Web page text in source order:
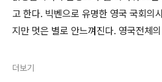
고 한다. 빅벤으로 유명한 영국 국회의
지만 멋은 별로 안느껴진다. 영국전체
더보기